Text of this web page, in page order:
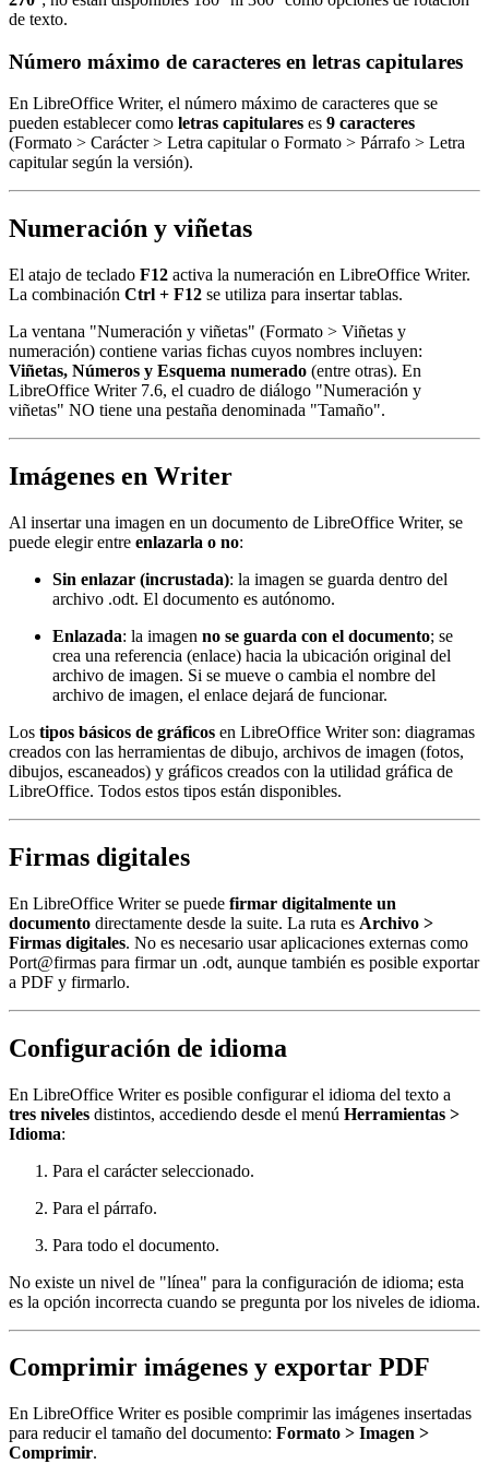
de texto.
Número máximo de caracteres en letras capitulares
En LibreOffice Writer, el número máximo de caracteres que se
pueden establecer como letras capitulares es 9 caracteres
(Formato > Carácter > Letra capitular o Formato > Párrafo > Letra
capitular según la versión).
Numeración y viñetas
El atajo de teclado F12 activa la numeración en LibreOffice Writer.
La combinación Ctrl + F12 se utiliza para insertar tablas.
La ventana "Numeración y viñetas" (Formato > Viñetas y
numeración) contiene varias fichas cuyos nombres incluyen:
Viñetas, Números y Esquema numerado (entre otras). En
LibreOffice Writer 7.6, el cuadro de diálogo "Numeración y
viñetas" NO tiene una pestaña denominada "Tamaño".
Imágenes en Writer
Al insertar una imagen en un documento de LibreOffice Writer, se
puede elegir entre enlazarla o no:
Sin enlazar (incrustada): la imagen se guarda dentro del
archivo .odt. El documento es autónomo.
Enlazada: la imagen no se guarda con el documento; se
crea una referencia (enlace) hacia la ubicación original del
archivo de imagen. Si se mueve o cambia el nombre del
archivo de imagen, el enlace dejará de funcionar.
Los tipos básicos de gráficos en LibreOffice Writer son: diagramas
creados con las herramientas de dibujo, archivos de imagen (fotos,
dibujos, escaneados) y gráficos creados con la utilidad gráfica de
LibreOffice. Todos estos tipos están disponibles.
Firmas digitales
En LibreOffice Writer se puede firmar digitalmente un
documento directamente desde la suite. La ruta es Archivo >
Firmas digitales. No es necesario usar aplicaciones externas como
Port@firmas para firmar un .odt, aunque también es posible exportar
a PDF y firmarlo.
Configuración de idioma
En LibreOffice Writer es posible configurar el idioma del texto a
tres niveles distintos, accediendo desde el menú Herramientas >
Idioma:
Para el carácter seleccionado.
Para el párrafo.
Para todo el documento.
No existe un nivel de "línea" para la configuración de idioma; esta
es la opción incorrecta cuando se pregunta por los niveles de idioma.
Comprimir imágenes y exportar PDF
En LibreOffice Writer es posible comprimir las imágenes insertadas
para reducir el tamaño del documento: Formato > Imagen >
Comprimir.